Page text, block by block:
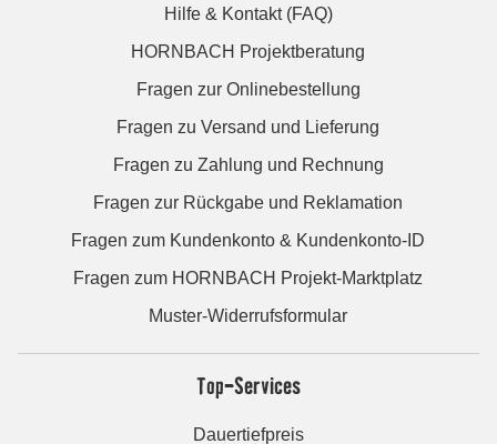
Hilfe & Kontakt (FAQ)
HORNBACH Projektberatung
Fragen zur Onlinebestellung
Fragen zu Versand und Lieferung
Fragen zu Zahlung und Rechnung
Fragen zur Rückgabe und Reklamation
Fragen zum Kundenkonto & Kundenkonto-ID
Fragen zum HORNBACH Projekt-Marktplatz
Muster-Widerrufsformular
Top-Services
Dauertiefpreis